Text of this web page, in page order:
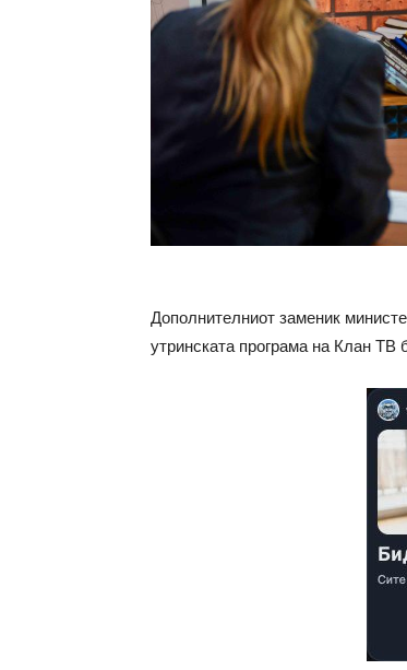
Дополнителниот заменик
утринската програма на Клан ТВ